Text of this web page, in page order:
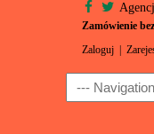
Zamówienie
Zaloguj
Navigation